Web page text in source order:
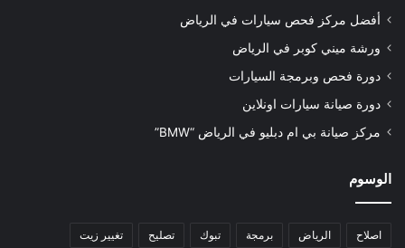
أفضل مركز فحص سيارات في الرياض
ورشة ميني كوبر في الرياض
دورة فحص وبرمجة السيارات
دورة صيانة سيارات اونلاين
مركز صيانة بي ام دبليو في الرياض “BMW”
الوسوم
اصلاح الرياض برمجة تبوك تصليح تغيير زيت